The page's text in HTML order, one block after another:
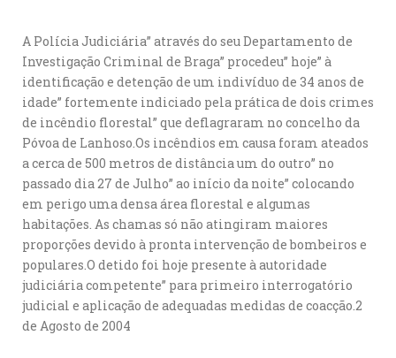
A Polícia Judiciária” através do seu Departamento de
Investigação Criminal de Braga” procedeu” hoje” à
identificação e detenção de um indivíduo de 34 anos de
idade” fortemente indiciado pela prática de dois crimes
de incêndio florestal” que deflagraram no concelho da
Póvoa de Lanhoso.Os incêndios em causa foram ateados
a cerca de 500 metros de distância um do outro” no
passado dia 27 de Julho” ao início da noite” colocando
em perigo uma densa área florestal e algumas
habitações. As chamas só não atingiram maiores
proporções devido à pronta intervenção de bombeiros e
populares.O detido foi hoje presente à autoridade
judiciária competente” para primeiro interrogatório
judicial e aplicação de adequadas medidas de coacção.2
de Agosto de 2004